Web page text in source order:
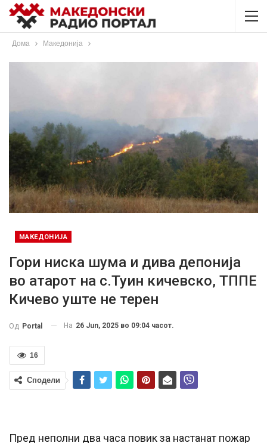
Дома Македонија
МАКЕДОНИЈА
Гори ниска шума и дива депонија
во атарот на с.Туин кичевско, ТППЕ
Кичево уште не терен
Од Portal На 26 Jun, 2025 во 09:04 часот.
16
Сподели
Пред неполни два часа повик за настанат пожар